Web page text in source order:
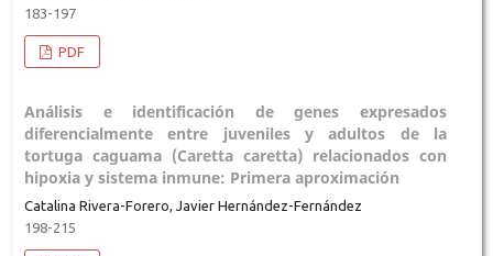
183-197
PDF
Análisis e identificación de genes expresados
diferencialmente entre juveniles y adultos de la
tortuga caguama (Caretta caretta) relacionados con
hipoxia y sistema inmune: Primera aproximación
Catalina Rivera-Forero, Javier Hernández-Fernández
198-215